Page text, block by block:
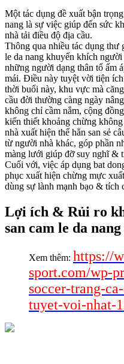
Một tác dụng đề xuất bận
nang là sự việc giúp đến sức
nhà tải điều độ địa cầu.
Thông qua nhiều tác dụng thư
le da nang khuyến khích
những người dạng thân tổ ấm
mái. Điều này tuyệt vời tiện
thời buổi này, khu vực mà
cầu đời thường càng ngày
không chỉ cầm nắm, cộng
kiến thiết khoảng chừng
nhà xuất hiện thể hẳn san sẻ
từ người nhà khác, góp phần
màng lưới giúp đỡ suy nghĩ &
Cuối với, việc áp dụng bat
phục xuất hiện chừng mực
dùng sự lành mạnh bạo & tích
Lợi ích & Rủi ro
san cam le da nang
Xem thêm: https://
sport.com/wp-
soccer-trang-
tuyet-voi-nhat-